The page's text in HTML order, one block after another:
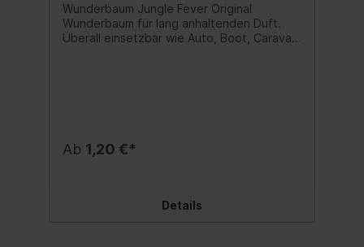
Wunderbaum Jungle Fever Original
Wunderbaum für lang anhaltenden Duft.
Überall einsetzbar wie Auto, Boot, Caravan
Ab 1,20 €*
Details